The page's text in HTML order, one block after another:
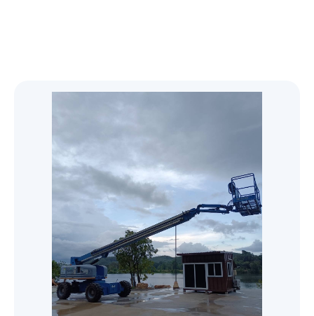
AQ 15-55 VSD (15-55 kW/20-75 hp)
G
G 2-5/G 7-11/G 15-22/G 30-45/G 55-90 (2-
FX6-400 230V 50Hz
FD VSD 100-300, FD 5-95 and FX 5-300
Refrigerant Dryer F 6-400
Control & Monitor
CONTROL SOLUTIONS ES 4i & ES 6i
integrated control systems ES 6 wall-
mounted control system
Control solutions Equalizer 4.0 (EQ)
compressor room controller
GA 30+-90/GA 37-110 VSD+ (30-110
kW/40-150 hp)
GA 30+-90 (30-90 kW/40-125 hp)
Oil inject screw
Air Quality
PUMP
38 mm (1-1/2") PRO-FLO BOLTED PLASTIC
PUMP
25 mm (1") PRO-FLO BOLTED PLASTIC
PUMP
13 mm (1/2") PRO-FLO BOLTED PLASTIC
PUMP
76 mm (3") PRO-FLO SHIFT CLAMPED
METAL PUMP
51 mm (2") PRO-FLO SHIFT CLAMPED
METAL PUMP
38 mm (1-1/2") PRO-FLO SHIFT CLAMPED
METAL PUMP
Yale HTP Push trolley
Yale CTP Trolley clamp
Yale YC Beam clamp
Explosion Proof Trolleys
Yale HTG ATEX Push and geared trolley
Yale HTP ATEX Push and geared trolley
Textile Lifiting Slings
07 Textile Lifiting Slings
Lever Hoists
YaleERGO 360® UT Ratchet lever hoist
Hand Chain Hoists
GENIE Z-45/25J แบตเตอร์รี่ 48
โวลต์/15.94เมตร
GENIE S-85 น้ำมันดีเซล/25.90เมตร
GENIE GS-4655 แบตเตอรี่ 24
โวลต์/15.95เมตร
GENIE GS-4047 แบตเตอรี่ 24
โวลต์/11.89เมตร
GENIE GS-2646 แบตเตอรี่ 24
โวลต์/7.92เมตร
Personal - Lift
GENIE AWP-40S แบตเตอรี่ 24
โวลต์/12.29เมตร
Square Pipes)
เหล็กกล่องสี่เหลี่ยมกัลวาไนซ์ (Galvanized
Steel Square Pipes)
เหล็กตัวซี (C Light Lip Channel)
เหล็กกล่องแบน (Carbon Steel Rectangular
Pipes)
เหล็กเสริมคอนกรีต หรือเหล็กเส้นก่อสร้าง
เหล็กข้ออ้อย (Deformed Bars Steel)
เหล็กเพลาขาว (Cold Drawn Bar)
เหล็กเส้นกลม (Round Bar Steel)
เหล็กโครงสร้างรูปพรรณรีดร้อน
เหล็กฉาก (Equal Angles Steel)
เหล็กรางพับ (Cold Formed Channel)
เหล็กไวด์แฟรงค์ (Wide Flange Steel)
เหล็กโครงสร้างทั่วๆ ไป
เหล็กแผ่นชุบซิงค์ (Electro Galvanized Steel
Sheet)
Parts
สกรูน็อตแหวนสแตนเลส
สกรูน็อตแหวนมิลดำ
สกรูน็อตแหวนชุบขาว